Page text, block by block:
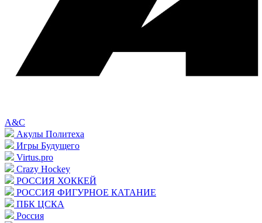
A&C
Акулы Политеха
Игры Будущего
Virtus.pro
Crazy Hockey
РОССИЯ ХОККЕЙ
РОССИЯ ФИГУРНОЕ КАТАНИЕ
ПБК ЦСКА
Россия